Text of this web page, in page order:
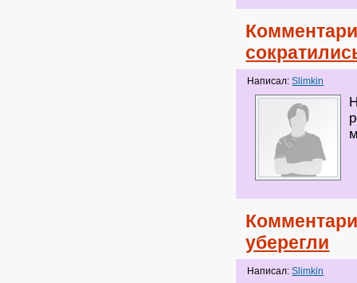
Написал:Slimkin
уберегли
Написал:Slimkin